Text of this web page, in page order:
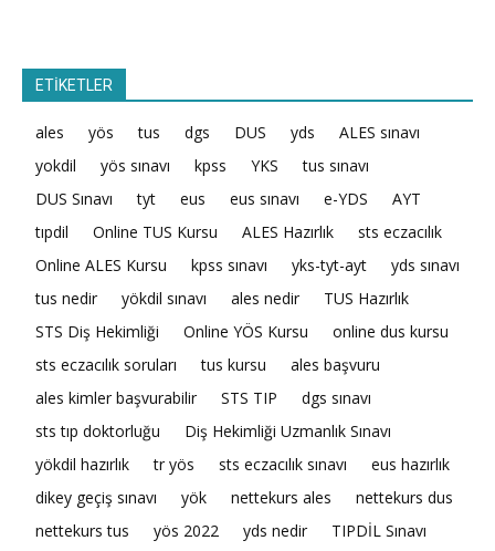
ETİKETLER
ales yös tus dgs DUS yds
ALES sınavı
yokdil
yös sınavı kpss YKS
tus sınavı
DUS Sınavı
tyt eus eus sınavı e-YDS
AYT
tıpdil
Online TUS Kursu ALES Hazırlık
sts eczacılık
Online ALES Kursu
kpss sınavı yks-tyt-ayt
yds sınavı
tus nedir
yökdil sınavı ales nedir
TUS Hazırlık
STS Diş Hekimliği
Online YÖS Kursu
online dus kursu
sts eczacılık soruları
tus kursu
ales başvuru
ales kimler başvurabilir
STS TIP
dgs sınavı
sts tıp doktorluğu
Diş Hekimliği Uzmanlık Sınavı
yökdil hazırlık
tr yös sts eczacılık sınavı
eus hazırlık
dikey geçiş sınavı
yök nettekurs ales
nettekurs dus
nettekurs tus
yös 2022 yds nedir
TIPDİL Sınavı